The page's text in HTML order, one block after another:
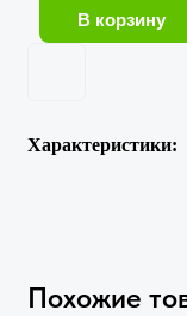
В корзину
Характеристики:
Похожие